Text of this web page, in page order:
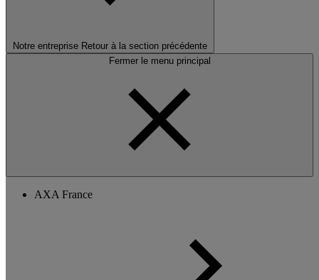
Notre entreprise Retour à la section précédente
Fermer le menu principal
AXA France